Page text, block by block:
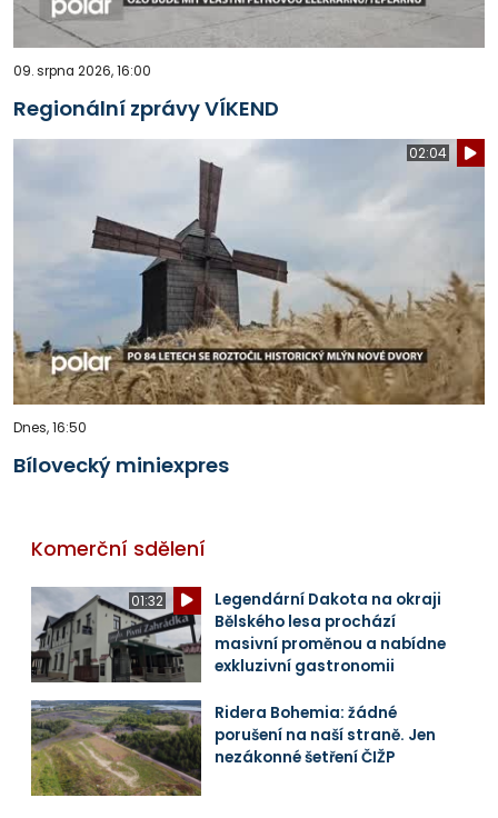
09. srpna 2026, 16:00
Regionální zprávy VÍKEND
02:04
Dnes, 16:50
Bílovecký miniexpres
Komerční sdělení
01:32
Legendární Dakota na okraji
Bělského lesa prochází
masivní proměnou a nabídne
exkluzivní gastronomii
Ridera Bohemia: žádné
porušení na naší straně. Jen
nezákonné šetření ČIŽP